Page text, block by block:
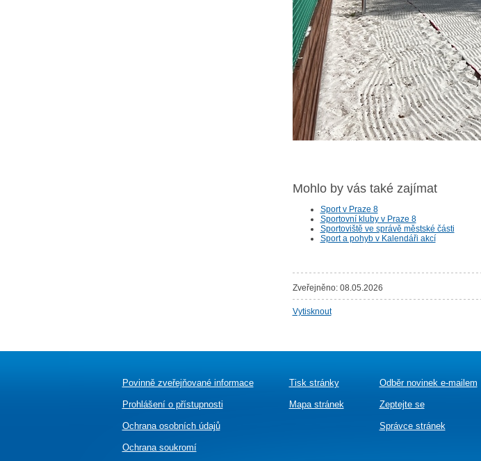
Mohlo by vás také zajímat
Sport v Praze 8
Sportovní kluby v Praze 8
Sportoviště ve správě městské části
Sport a pohyb v Kalendáři akcí
Zveřejněno: 08.05.2026
Vytisknout
Povinně zveřejňované informace
Prohlášení o přístupnosti
Ochrana osobních údajů
Ochrana soukromí
Tisk stránky
Mapa stránek
Odběr novinek e-mailem
Zeptejte se
Správce stránek